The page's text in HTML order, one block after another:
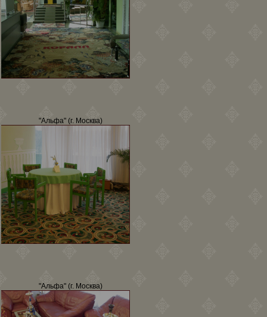
"Альфа" (г. Москва)
"Альфа" (г. Москва)